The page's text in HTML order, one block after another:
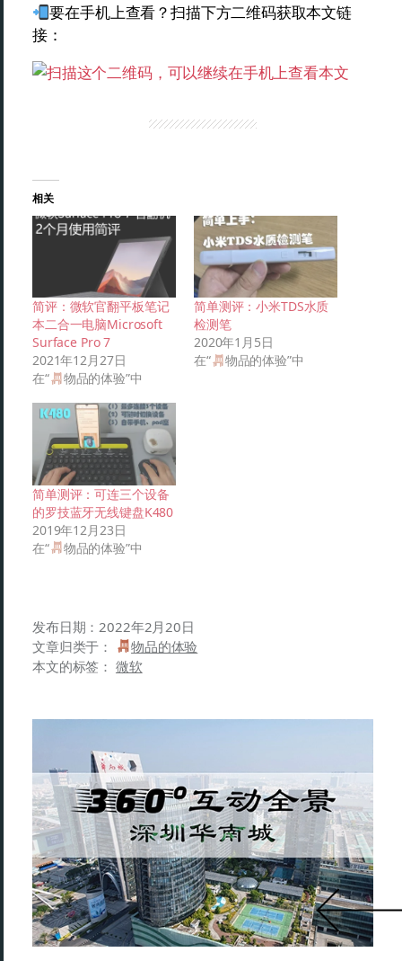
要在手机上查看？扫描下方二维码获取本文链
接：
相关
简评：微软官翻平板笔记
本二合一电脑Microsoft
Surface Pro 7
2021年12月27日
在“
物品的体验”中
简单测评：小米TDS水质
检测笔
2020年1月5日
在“
物品的体验”中
简单测评：可连三个设备
的罗技蓝牙无线键盘K480
2019年12月23日
在“
物品的体验”中
发布日期： 2022年2月20日
文章归类于：
物品的体验
本文的标签： 微软